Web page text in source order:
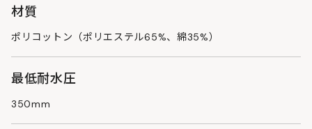
材質
ポリコットン（ポリエステル65%、綿35%）
最低耐水圧
350mm